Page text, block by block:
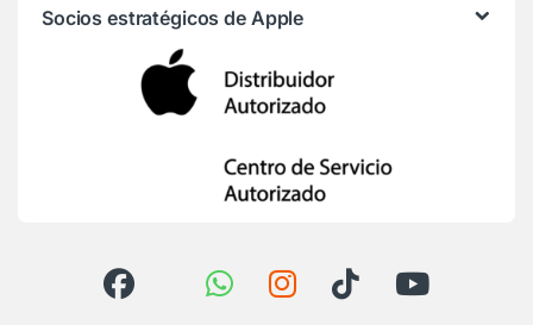
Socios estratégicos de Apple